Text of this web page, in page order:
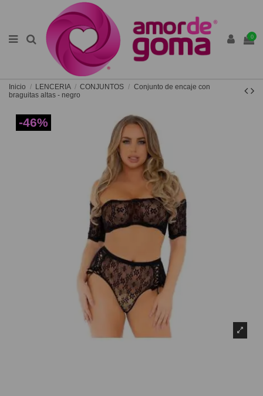
0
Inicio LENCERIA CONJUNTOS
Conjunto de encaje con
braguitas altas - negro
-46%